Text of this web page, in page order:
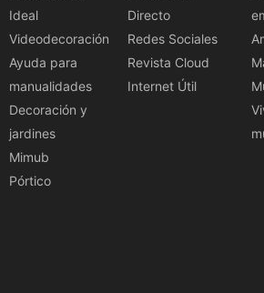
Ideal
Videodecoración
Ayuda para
manualidades
Decoración y
jardines
Mimub
Pórtico
Directo
Redes Sociales
Revista Cloud
Internet Útil